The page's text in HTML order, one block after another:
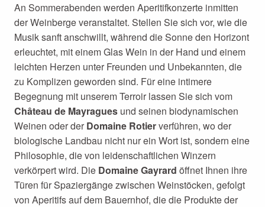
An Sommerabenden werden Aperitifkonzerte inmitten
der Weinberge veranstaltet. Stellen Sie sich vor, wie die
Musik sanft anschwillt, während die Sonne den Horizont
erleuchtet, mit einem Glas Wein in der Hand und einem
leichten Herzen unter Freunden und Unbekannten, die
zu Komplizen geworden sind. Für eine intimere
Begegnung mit unserem Terroir lassen Sie sich vom
Château de Mayragues und seinen biodynamischen
Weinen oder der Domaine Rotierverführen, wo der
biologische Landbau nicht nur ein Wort ist, sondern eine
Philosophie, die von leidenschaftlichen Winzern
verkörpert wird. Die Domaine Gayrard öffnet Ihnen ihre
Türen für Spaziergänge zwischen Weinstöcken, gefolgt
von Aperitifs auf dem Bauernhof, die die Produkte der